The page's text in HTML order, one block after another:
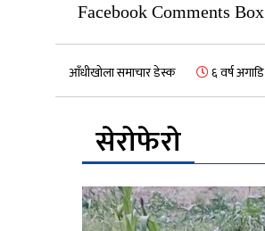
Facebook Comments Box
आँधीखोला समाचार डेस्क ६ वर्ष अगाडि
सेरोफेरो